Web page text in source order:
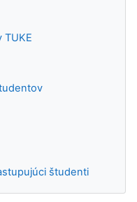
TUKE
študenti